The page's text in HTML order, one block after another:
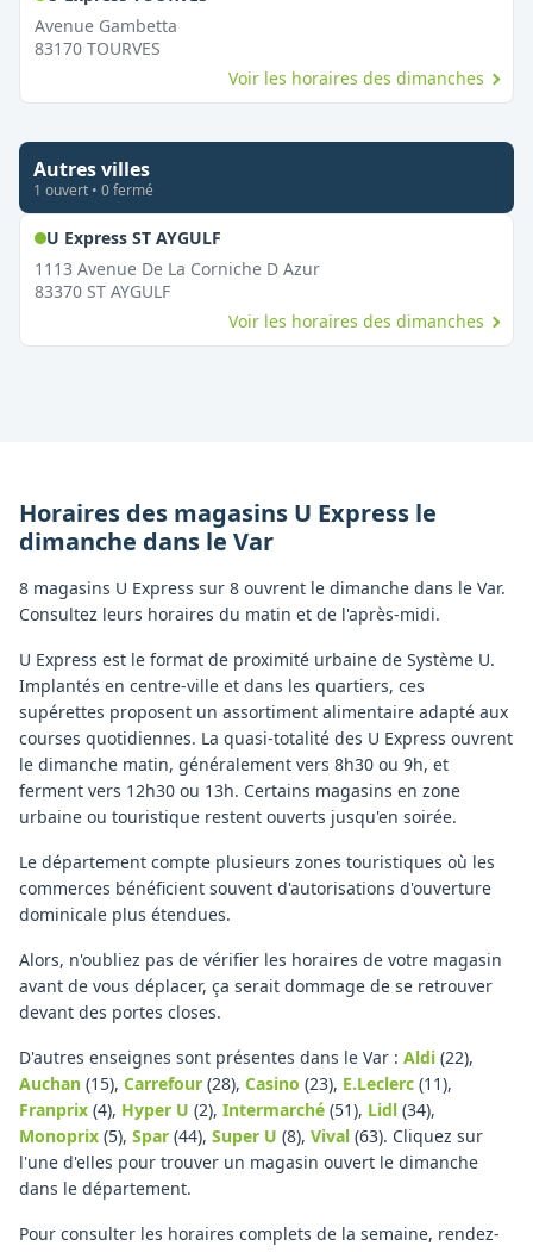
Avenue Gambetta
83170 TOURVES
Voir les horaires des dimanches
Autres villes
1 ouvert • 0fermé
U Express ST AYGULF,
1113 Avenue De La Corniche D Azur
83370 ST AYGULF
Voir les horaires des dimanches
Horaires des magasins U Express le
dimanche dans le Var
8 magasins U Express sur 8 ouvrent le dimanche dans le Var.
Consultez leurs horaires du matin et de l'après-midi.
U Express est le format de proximité urbaine de Système U.
Implantés en centre-ville et dans les quartiers, ces
supérettes proposent un assortiment alimentaire adapté aux
courses quotidiennes. La quasi-totalité des U Express ouvrent
le dimanche matin, généralement vers 8h30 ou 9h, et
ferment vers 12h30 ou 13h. Certains magasins en zone
urbaine ou touristique restent ouverts jusqu'en soirée.
Le département compte plusieurs zones touristiques où les
commerces bénéficient souvent d'autorisations d'ouverture
dominicale plus étendues.
Alors, n'oubliez pas de vérifier les horaires de votre magasin
avant de vous déplacer, ça serait dommage de se retrouver
devant des portes closes.
D'autres enseignes sont présentes dans le Var : Aldi (22),
Auchan (15), Carrefour (28), Casino (23), E.Leclerc (11),
Franprix (4), Hyper U (2), Intermarché (51), Lidl (34),
Monoprix (5), Spar (44), Super U (8), Vival (63). Cliquez sur
l'une d'elles pour trouver un magasin ouvert le dimanche
dans le département.
Pour consulter les horaires complets de la semaine, rendez-